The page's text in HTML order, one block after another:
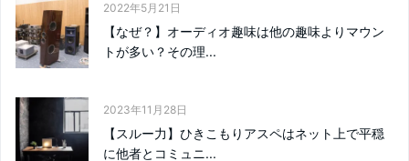
2022年5月21日
【なぜ？】オーディオ趣味は他の趣味よりマウン
トが多い？その理...
2023年11月28日
【スルー力】ひきこもりアスペはネット上で平穏
に他者とコミュニ...